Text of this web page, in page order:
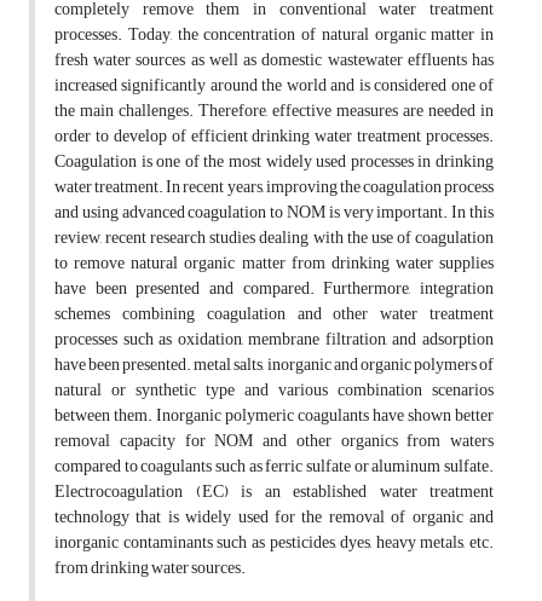
completely remove them in conventional water treatment
processes. Today, the concentration of natural organic matter in
fresh water sources as well as domestic wastewater effluents has
increased significantly around the world and is considered one of
the main challenges. Therefore, effective measures are needed in
order to develop of efficient drinking water treatment processes.
Coagulation is one of the most widely used processes in drinking
water treatment. In recent years, improving the coagulation process
and using advanced coagulation to NOM is very important. In this
review, recent research studies dealing with the use of coagulation
to remove natural organic matter from drinking water supplies
have been presented and compared. Furthermore, integration
schemes combining coagulation and other water treatment
processes such as oxidation, membrane filtration, and adsorption
have been presented. metal salts, inorganic and organic polymers of
natural or synthetic type and various combination scenarios
between them. Inorganic polymeric coagulants have shown better
removal capacity for NOM and other organics from waters
compared to coagulants such as ferric sulfate or aluminum sulfate.
Electrocoagulation (EC) is an established water treatment
technology that is widely used for the removal of organic and
inorganic contaminants such as pesticides, dyes, heavy metals, etc.
from drinking water sources.